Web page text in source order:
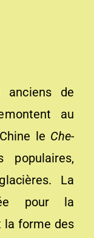
anciens de
au
le Che-
La
pour la
la forme des